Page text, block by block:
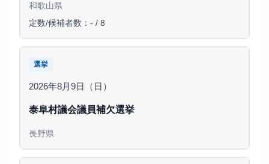
和歌山県
定数/候補者数：- / 8
選挙
2026年8月9日（日）
泰阜村議会議員補欠選挙
長野県